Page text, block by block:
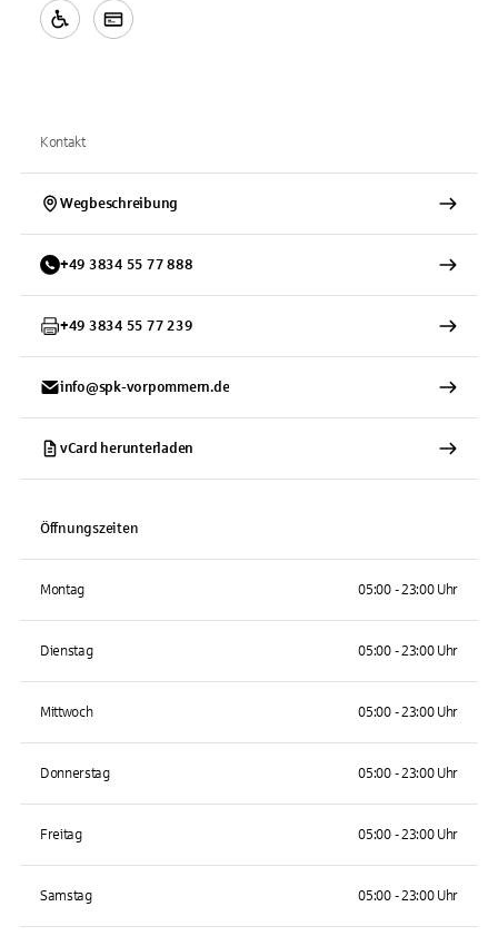
Kontakt
Wegbeschreibung
+49 3834 55 77 888
+49 3834 55 77 239
info@spk-vorpommern.de
vCard herunterladen
Öffnungszeiten
Montag 05:00 - 23:00 Uhr
Dienstag 05:00 - 23:00 Uhr
Mittwoch 05:00 - 23:00 Uhr
Donnerstag 05:00 - 23:00 Uhr
Freitag 05:00 - 23:00 Uhr
Samstag 05:00 - 23:00 Uhr